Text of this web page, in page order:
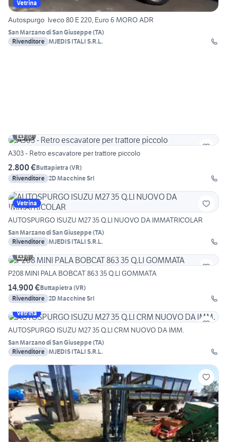
Vetrina
Autospurgo Iveco 80 E 220, Euro 6 MORO ADR
San Marzano di San Giuseppe(TA)
Rivenditore MJEDIS ITALI S.R.L.
10
A303 - Retro escavatore per trattore piccolo
2.800 €Buttapietra (VR)
Rivenditore 2D Macchine Srl
Vetrina
AUTOSPURGO ISUZU M27 35 Q.LI NUOVO DA IMMATRICOLAR
San Marzano di San Giuseppe(TA)
Rivenditore MJEDIS ITALI S.R.L.
8
P208 MINI PALA BOBCAT 863 35 Q.LI GOMMATA
14.900 €Buttapietra (VR)
Rivenditore 2D Macchine Srl
Vetrina
AUTOSPURGO ISUZU M27 35 Q.LI CRM NUOVO DA IMM.
San Marzano di San Giuseppe(TA)
Rivenditore MJEDIS ITALI S.R.L.